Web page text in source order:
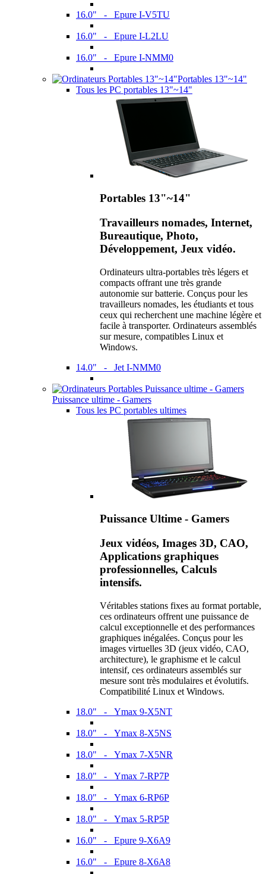
16.0" - Epure I-V5TU
16.0" - Epure I-L2LU
16.0" - Epure I-NMM0
Portables 13"~14"
Tous les PC portables 13"~14"
Portables 13"~14"
Travailleurs nomades, Internet,
Bureautique, Photo,
Développement, Jeux vidéo.
Ordinateurs ultra-portables très légers et
compacts offrant une très grande
autonomie sur batterie. Conçus pour les
travailleurs nomades, les étudiants et tous
ceux qui recherchent une machine légère et
facile à transporter. Ordinateurs assemblés
sur mesure, compatibles Linux et
Windows.
14.0" - Jet I-NMM0
Puissance ultime - Gamers
Tous les PC portables ultimes
Puissance Ultime - Gamers
Jeux vidéos, Images 3D, CAO,
Applications graphiques
professionnelles, Calculs
intensifs.
Véritables stations fixes au format portable,
ces ordinateurs offrent une puissance de
calcul exceptionnelle et des performances
graphiques inégalées. Conçus pour les
images virtuelles 3D (jeux vidéo, CAO,
architecture), le graphisme et le calcul
intensif, ces ordinateurs assemblés sur
mesure sont très modulaires et évolutifs.
Compatibilité Linux et Windows.
18.0" - Ymax 9-X5NT
18.0" - Ymax 8-X5NS
18.0" - Ymax 7-X5NR
18.0" - Ymax 7-RP7P
18.0" - Ymax 6-RP6P
18.0" - Ymax 5-RP5P
16.0" - Epure 9-X6A9
16.0" - Epure 8-X6A8